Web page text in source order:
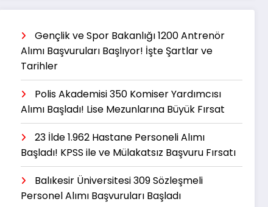
Gençlik ve Spor Bakanlığı 1200 Antrenör
Alımı Başvuruları Başlıyor! İşte Şartlar ve
Tarihler
Polis Akademisi 350 Komiser Yardımcısı
Alımı Başladı! Lise Mezunlarına Büyük Fırsat
23 İlde 1.962 Hastane Personeli Alımı
Başladı! KPSS ile ve Mülakatsız Başvuru Fırsatı
Balıkesir Üniversitesi 309 Sözleşmeli
Personel Alımı Başvuruları Başladı